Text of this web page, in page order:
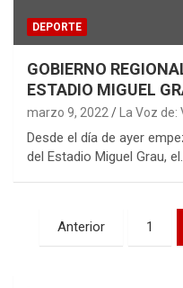
DEPORTE
GOBIERNO
ESTADIO MIGUEL
marzo 9, 2022 La Voz
Desde el día de ayer
del Estadio Miguel Grau,
Paginación
Anterior 1